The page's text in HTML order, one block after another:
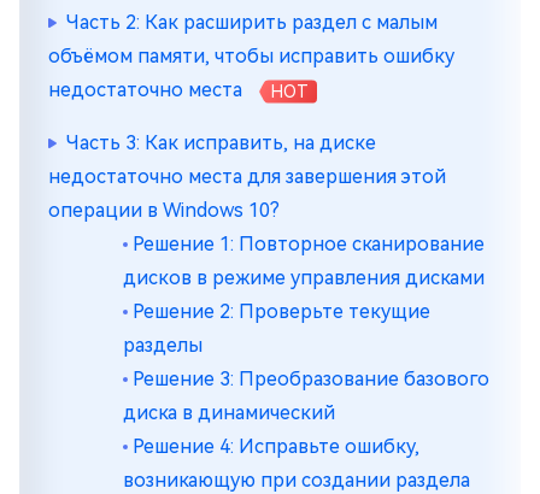
Часть 2: Как расширить раздел с малым
объёмом памяти, чтобы исправить ошибку
недостаточно места
HOT
Часть 3: Как исправить, на диске
недостаточно места для завершения этой
операции в Windows 10?
Решение 1: Повторное сканирование
дисков в режиме управления дисками
Решение 2: Проверьте текущие
разделы
Решение 3: Преобразование базового
диска в динамический
Решение 4: Исправьте ошибку,
возникающую при создании раздела